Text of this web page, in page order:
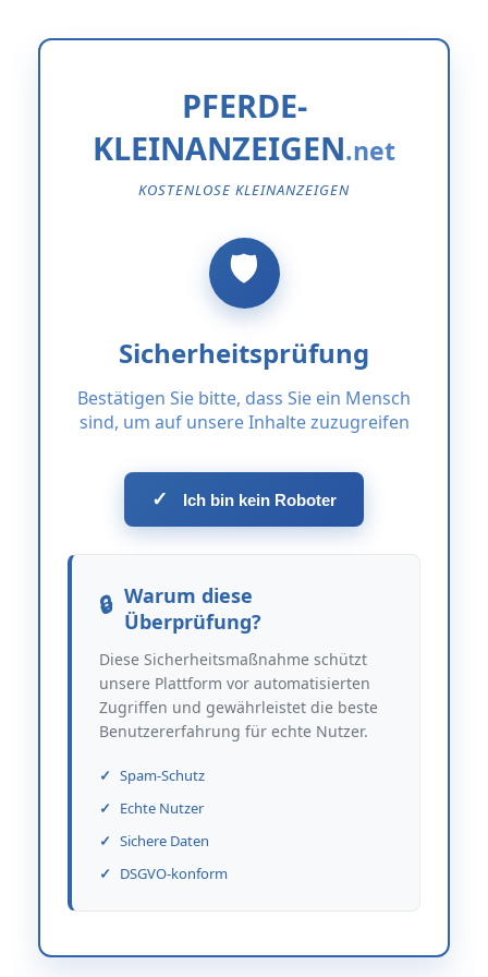
PFERDE-
KLEINANZEIGEN
KOSTENLOSE KLEINANZEIGEN
Sicherheitsprüfung
Bestätigen Sie bitte, dass Sie ein Mensch
sind, um auf unsere Inhalte zuzugreifen
✓ Ich bin kein Roboter
Warum diese
Überprüfung?
Diese Sicherheitsmaßnahme schützt
unsere Plattform vor automatisierten
Zugriffen und gewährleistet die beste
Benutzererfahrung für echte Nutzer.
Spam-Schutz
Echte Nutzer
Sichere Daten
DSGVO-konform